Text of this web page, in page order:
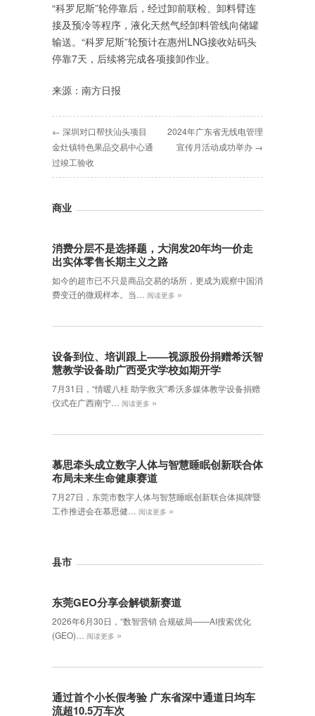
“科罗尼斯”轮停靠后，经过卸前联检、卸料臂连
接及预冷等程序，液化天然气经卸料管线向储罐
输送。“科罗尼斯”轮预计在惠州LNG接收站码头
停靠7天，后续将完成各项接卸作业。
来源：南方日报
← 深圳对口帮扶汕头项目
金灶镇特色果品交易中心通
过竣工验收
2024年广东省无线电管理
宣传月活动成功举办 →
商业
消费分层不是选择题，大润发20年均一价走
出实体零售长期主义之路
如今的超市已不只是商品交易的场所，更成为观察中国消
费变迁的微观样本。当…
阅读更多 »
设备到位、培训跟上——视源股份捐赠希沃智
慧教学设备助广西受灾学校如期开学
7月31日，“情暖八桂 助学救灾”希沃多媒体教学设备捐赠
仪式在广西南宁…
阅读更多 »
慕思牵头成立数字人体与智慧睡眠创新联合体
布局未来生命健康赛道
7月27日，东莞市数字人体与智慧睡眠创新联合体揭牌暨
工作推进会在慕思健…
阅读更多 »
县市
东莞GEO分享会解锁新赛道
2026年6月30日，‌“数智营销 合规破局——AI搜索优化
(GEO)…
阅读更多 »
通过首个小长假考验 广东省深中通道日均车
流超10.5万车次